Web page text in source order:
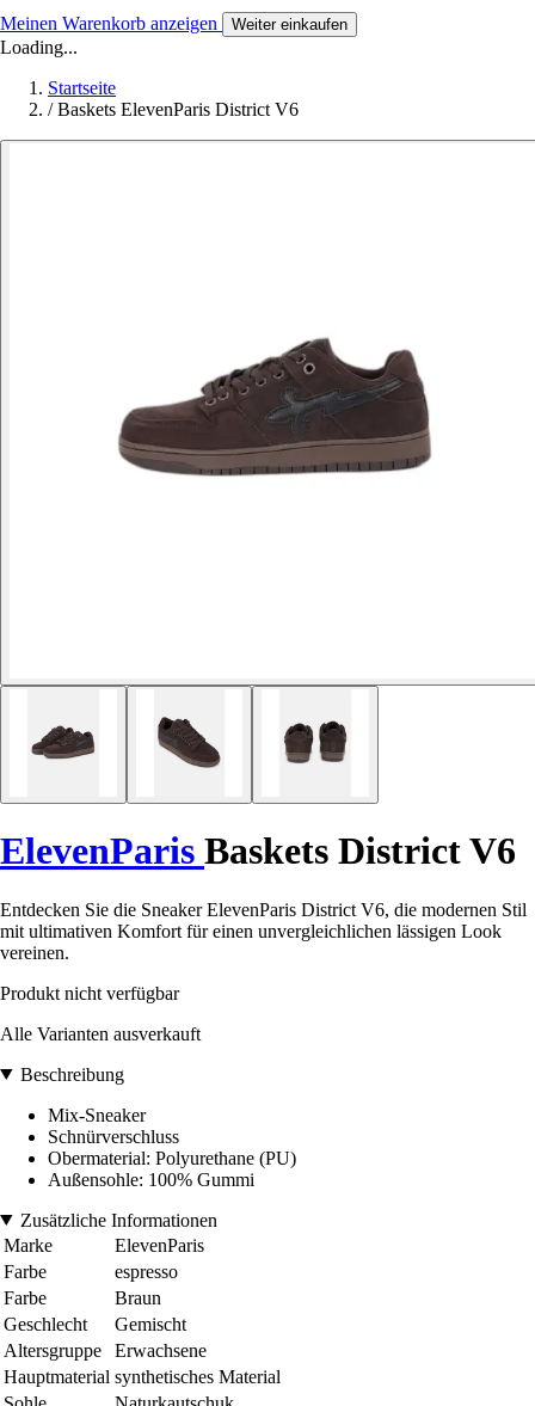
Meinen Warenkorb anzeigen Weiter einkaufen
Loading...
Startseite
/ Baskets ElevenParis District V6
ElevenParis Baskets District V6
Entdecken Sie die Sneaker ElevenParis District V6, die modernen Stil
mit ultimativen Komfort für einen unvergleichlichen lässigen Look
vereinen.
Produkt nicht verfügbar
Alle Varianten ausverkauft
Beschreibung
Mix-Sneaker
Schnürverschluss
Obermaterial: Polyurethane (PU)
Außensohle: 100% Gummi
Zusätzliche Informationen
Marke
ElevenParis
Farbe
espresso
Farbe
Braun
Geschlecht
Gemischt
Altersgruppe
Erwachsene
Hauptmaterial synthetisches Material